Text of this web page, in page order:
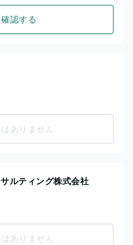
認する
ありません
ルティング株式会社
ありません